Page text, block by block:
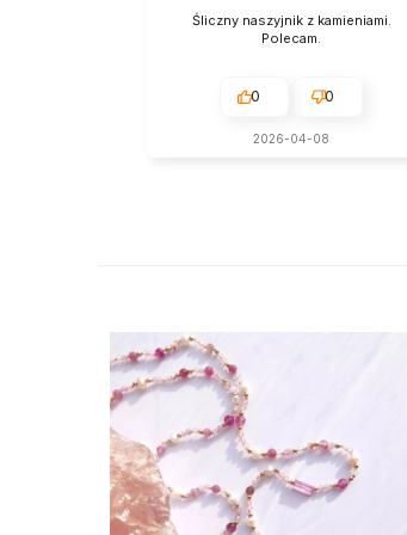
Śliczny naszyjnik z kamieniami.
Polecam.
0 0
2026-04-08